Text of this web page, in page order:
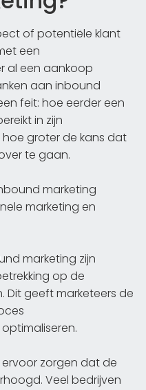
of potentiële klant
een
al een aankoop
aan inbound
feit: hoe eerder een
in zijn
groter de kans dat
te gaan.
marketing
marketing en
marketing zijn
op de
Dit geeft marketeers de
zorgen dat de
Veel bedrijven